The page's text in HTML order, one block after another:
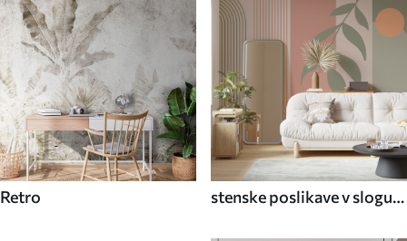
Retro
stenske poslikave v slogu